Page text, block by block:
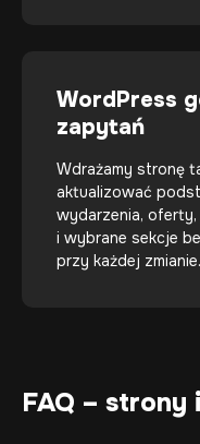
WordPress
zapytań
Wdrażamy stronę
aktualizować
wydarzenia, oferty,
i wybrane sekcje
przy każdej zmianie.
FAQ –